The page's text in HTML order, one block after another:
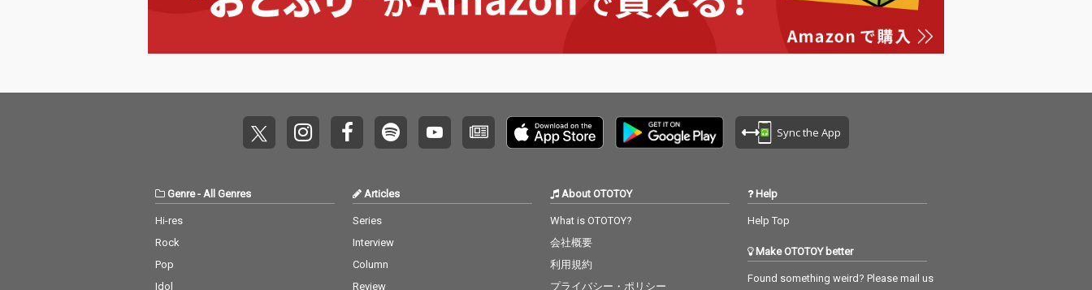
Sync the App
Genre- All Genres
Hi-res
Rock
Pop
Idol
Articles
Series
Interview
Column
Review
About OTOTOY
What is OTOTOY?
会社概要
利用規約
プライバシー・ポリシー
Help
Help Top
Make OTOTOY better
Found something weird? Please mail us